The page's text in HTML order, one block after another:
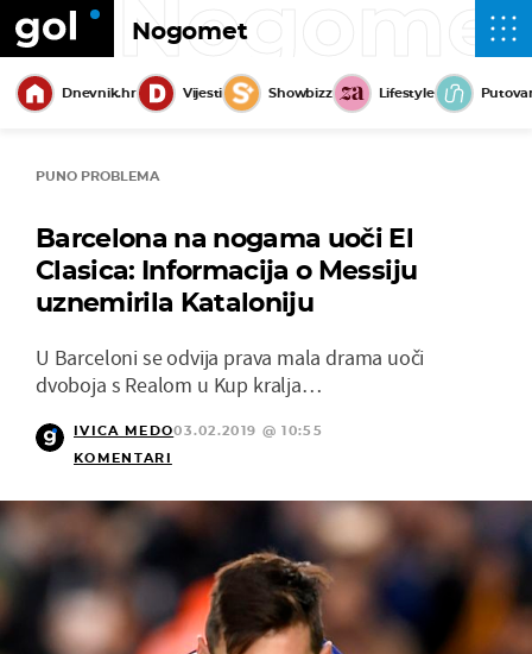
Nogomet
Dnevnik.hr Vijesti Showbizz Lifestyle
PUNO PROBLEMA
Barcelona na nogama uoči El
Clasica: Informacija o Messiju
uznemirila Kataloniju
U Barceloni se odvija prava mala drama uoči
dvoboja s Realom u Kup kralja…
IVICA MEDO03.02.2019 @ 10:55
KOMENTARI